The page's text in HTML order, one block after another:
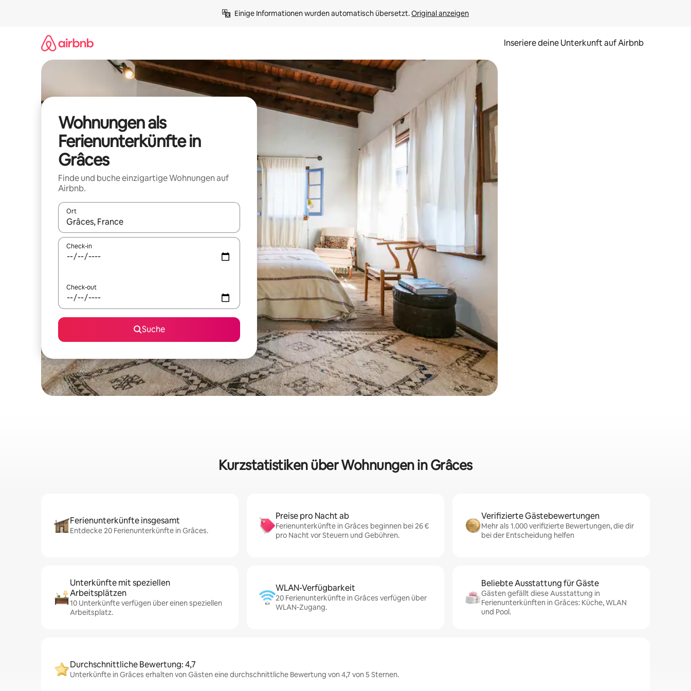
Einige Informationen wurden automatisch übersetzt. Original anzeigen
Inseriere deine Unterkunft auf Airbnb
Wohnungen als
Ferienunterkünfte in
Grâces
Finde und buche einzigartige Wohnungen auf
Airbnb.
Ort
Wenn Ergebnisse verfügbar sind, navigiere mit den Pfeiltasten nach oben und unten oder erkunde die Ergebnisse durch Berühren oder Wischgesten.
Check-in
Check-out
Suche
Kurzstatistiken über Wohnungen in Grâces
Ferienunterkünfte insgesamt
Entdecke 20 Ferienunterkünfte in Grâces.
Preise pro Nacht ab
Ferienunterkünfte in Grâces beginnen bei 26 €
pro Nacht vor Steuern und Gebühren.
Verifizierte Gästebewertungen
Mehr als 1.000 verifizierte Bewertungen, die dir
bei der Entscheidung helfen
Unterkünfte mit speziellen
Arbeitsplätzen
10 Unterkünfte verfügen über einen speziellen
Arbeitsplatz.
WLAN-Verfügbarkeit
20 Ferienunterkünfte in Grâces verfügen über
WLAN-Zugang.
Beliebte Ausstattung für Gäste
Gästen gefällt diese Ausstattung in
Ferienunterkünften in Grâces: Küche, WLAN
und Pool.
Durchschnittliche Bewertung: 4,7
Unterkünfte in Grâces erhalten von Gästen eine durchschnittliche Bewertung von 4,7 von 5 Sternen.